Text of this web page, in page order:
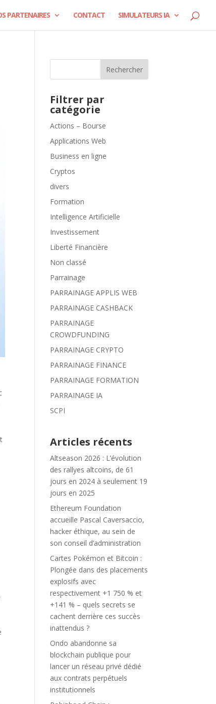
PARTENAIRES CONTACT SIMULATEURS IA
Rechercher
Filtrer par
catégorie
Actions – Bourse
Applications Web
Business en ligne
Cryptos
divers
Formation
Intelligence Artificielle
Investissement
Liberté Financière
Non classé
Parrainage
PARRAINAGE APPLIS WEB
PARRAINAGE CASHBACK
PARRAINAGE
CROWDFUNDING
PARRAINAGE CRYPTO
PARRAINAGE FINANCE
PARRAINAGE FORMATION
PARRAINAGE IA
SCPI
Articles récents
Altseason 2026 : L’évolution
des rallyes altcoins, de 61
jours en 2024 à seulement 19
jours en 2025
Ethereum Foundation
accueille Pascal Caversaccio,
hacker éthique, au sein de
son conseil d’administration
Cartes Pokémon et Bitcoin :
Plongée dans des placements
explosifs avec
respectivement +1 750 % et
+141 % – quels secrets se
cachent derrière ces succès
inattendus ?
Ondo abandonne sa
blockchain publique pour
lancer un réseau privé dédié
aux contrats perpétuels
institutionnels